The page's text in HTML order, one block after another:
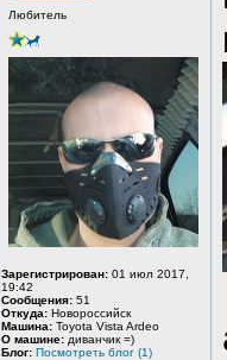
Любитель
Зарегистрирован: 01 июл 2017,
19:42
Сообщения: 51
Откуда: Новороссийск
Машина: Toyota Vista Ardeo
О машине: диванчик =)
Блог: Посмотреть блог (1)